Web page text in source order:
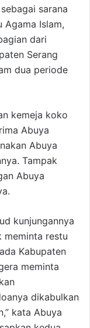
sarana
Islam,
dari
Serang
dua periode
kemeja koko
Abuya
Abuya
Tampak
Abuya
kunjungannya
meminta restu
Kabupaten
meminta
dikabulkan
kata Abuya